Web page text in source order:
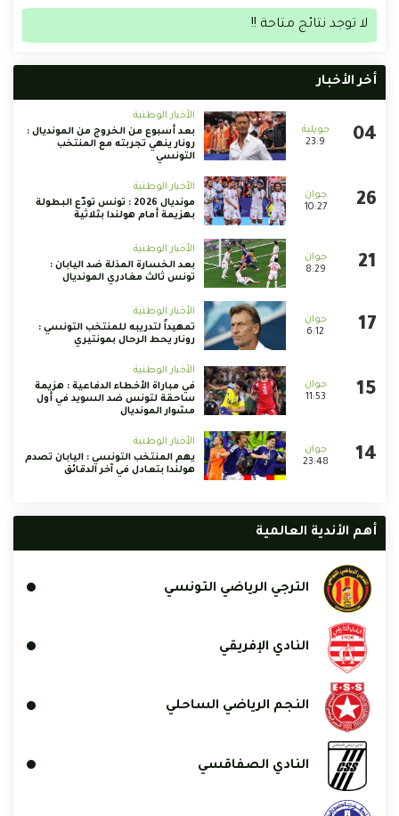
لا توجد نتائج متاحة !!
أخر الأخبار
23:9
الأخبار الوطنية
بعد أسبوع من الخروج من المونديال :
رونار ينهي تجربته مع المنتخب
التونسي
10:27
الأخبار الوطنية
مونديال 2026 : تونس تودّع البطولة
بهزيمة أمام هولندا بثلاثية
8:29
الأخبار الوطنية
بعد الخسارة المذلة ضد اليابان :
تونس ثالث مغادري المونديال
6:12
الأخبار الوطنية
تمهيداً لتدريبه للمنتخب التونسي :
رونار يحط الرحال بمونتيري
11:53
الأخبار الوطنية
في مباراة الأخطاء الدفاعية : هزيمة
ساحقة لتونس ضد السويد في أول
مشوار المونديال
23:48
الأخبار الوطنية
يهم المنتخب التونسي : اليابان تصدم
هولندا بتعادل في آخر الدقائق
أهم الأندية العالمية
الترجي الرياضي التونسي
النادي الإفريقي
النجم الرياضي الساحلي
النادي الصفاقسي